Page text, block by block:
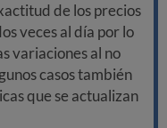
de los precios
veces al día por lo
variaciones al no
casos también
que se actualizan